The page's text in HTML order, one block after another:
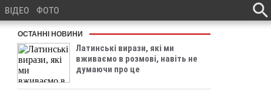
ВІДЕО ФОТО
ОСТАННІ НОВИНИ
Латинські вирази, які ми
вживаємо в розмові, навіть не
думаючи про це